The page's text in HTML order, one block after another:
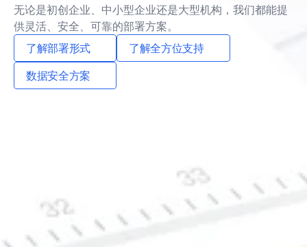
无论是初创企业、中小型企业还是大型机构，我们都能提
供灵活、安全、可靠的部署方案。
了解部署形式
了解全方位支持
数据安全方案